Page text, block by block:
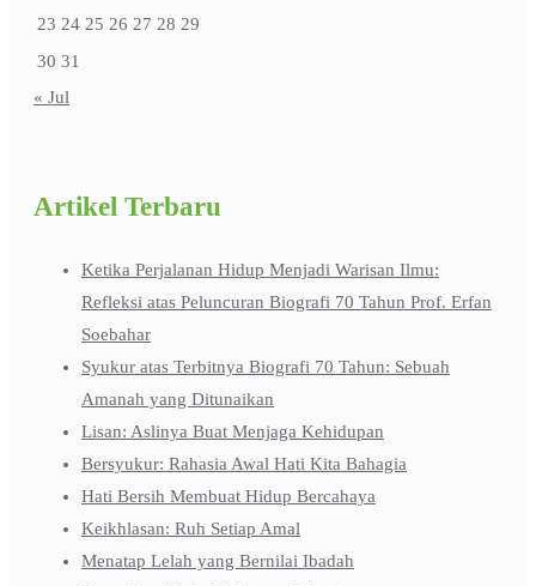
23 24 25 26 27 28 29
30 31
« Jul
Artikel Terbaru
Ketika Perjalanan Hidup Menjadi Warisan Ilmu:
Refleksi atas Peluncuran Biografi 70 Tahun Prof. Erfan
Soebahar
Syukur atas Terbitnya Biografi 70 Tahun: Sebuah
Amanah yang Ditunaikan
Lisan: Aslinya Buat Menjaga Kehidupan
Bersyukur: Rahasia Awal Hati Kita Bahagia
Hati Bersih Membuat Hidup Bercahaya
Keikhlasan: Ruh Setiap Amal
Menatap Lelah yang Bernilai Ibadah